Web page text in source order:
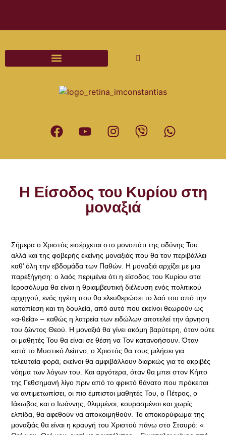
Η Είσοδος του Κυρίου στη
μοναξιά
Σήμερα ο Χριστός εισέρχεται στο μονοπάτι της οδύνης Του
αλλά και της φοβερής εκείνης μοναξιάς που θα τον περιβάλλει
καθ’ όλη την εβδομάδα των Παθών. Η μοναξιά αρχίζει με μια
παρεξήγηση: ο λαός περιμένει ότι η είσοδος του Κυρίου στα
Ιεροσόλυμα θα είναι η θριαμβευτική διέλευση ενός πολιτικού
αρχηγού, ενός ηγέτη που θα ελευθερώσει το λαό του από την
καταπίεση και τη δουλεία, από αυτό που εκείνοι θεωρούν ως
«α-θεΐα» – καθώς η λατρεία των ειδώλων αποτελεί την άρνηση
του ζώντος Θεού. Η μοναξιά θα γίνει ακόμη βαρύτερη, όταν ούτε
οι μαθητές Του θα είναι σε θέση να Τον κατανοήσουν. Όταν
κατά το Μυστικό Δείπνο, ο Χριστός θα τους μιλήσει για
τελευταία φορά, εκείνοι θα αμφιβάλλουν διαρκώς για το ακριβές
νόημα των λόγων του. Και αργότερα, όταν θα μπει στον Κήπο
της Γεθσημανή λίγο πριν από το φρικτό θάνατο που πρόκειται
να αντιμετωπίσει, οι πιο έμπιστοι μαθητές Του, ο Πέτρος, ο
Ιάκωβος και ο Ιωάννης, θλιμμένοι, κουρασμένοι και χωρίς
ελπίδα, θα αφεθούν να αποκοιμηθούν. Το αποκορύφωμα της
μοναξιάς θα είναι η κραυγή του Χριστού πάνω στο Σταυρό: «